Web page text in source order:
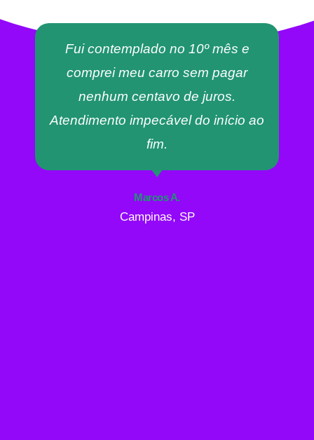
Fui contemplado no 10º mês e
comprei meu carro sem pagar
nenhum centavo de juros.
Atendimento impecável do início ao
fim.
Marcos A.
Campinas, SP